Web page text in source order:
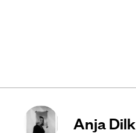
Anja Dilk